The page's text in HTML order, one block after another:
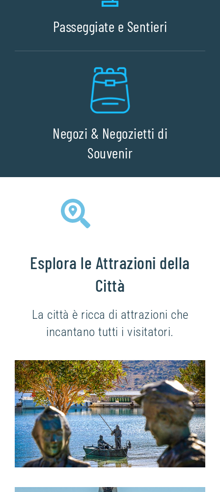
Passeggiate e Sentieri
Negozi & Negozietti di
Souvenir
Esplora le Attrazioni della
Città
La città è ricca di attrazioni che
incantano tutti i visitatori.